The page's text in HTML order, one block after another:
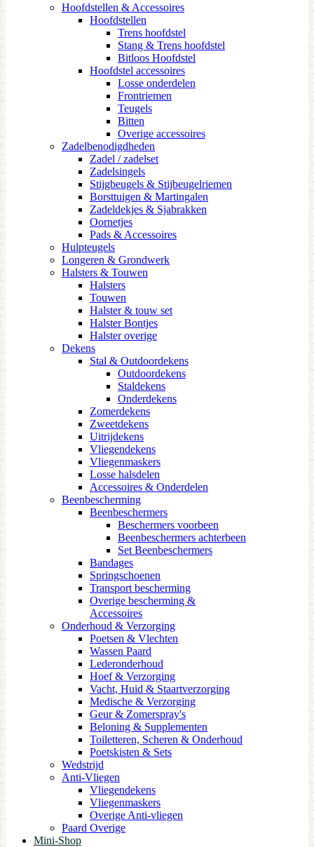
Hoofdstellen & Accessoires
Hoofdstellen
Trens hoofdstel
Stang & Trens hoofdstel
Bitloos Hoofdstel
Hoofdstel accessoires
Losse onderdelen
Frontriemen
Teugels
Bitten
Overige accessoires
Zadelbenodigdheden
Zadel / zadelset
Zadelsingels
Stijgbeugels & Stijbeugelriemen
Borsttuigen & Martingalen
Zadeldekjes & Sjabrakken
Oornetjes
Pads & Accessoires
Hulpteugels
Longeren & Grondwerk
Halsters & Touwen
Halsters
Touwen
Halster & touw set
Halster Bontjes
Halster overige
Dekens
Stal & Outdoordekens
Outdoordekens
Staldekens
Onderdekens
Zomerdekens
Zweetdekens
Uitrijdekens
Vliegendekens
Vliegenmaskers
Losse halsdelen
Accessoires & Onderdelen
Beenbescherming
Beenbeschermers
Beschermers voorbeen
Beenbeschermers achterbeen
Set Beenbeschermers
Bandages
Springschoenen
Transport bescherming
Overige bescherming &
Accessoires
Onderhoud & Verzorging
Poetsen & Vlechten
Wassen Paard
Lederonderhoud
Hoef & Verzorging
Vacht, Huid & Staartverzorging
Medische & Verzorging
Geur & Zomerspray's
Beloning & Supplementen
Toiletteren, Scheren & Onderhoud
Poetskisten & Sets
Wedstrijd
Anti-Vliegen
Vliegendekens
Vliegenmaskers
Overige Anti-vliegen
Paard Overige
Mini-Shop